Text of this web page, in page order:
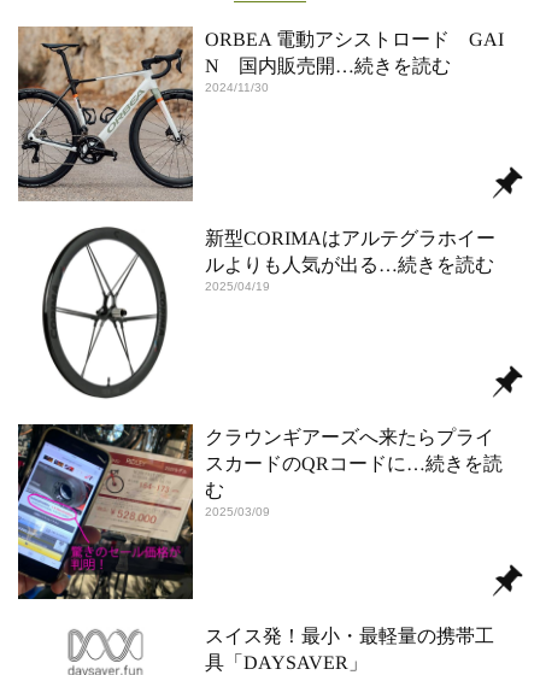
ORBEA 電動アシストロード GAI
N 国内販売開 …続きを読む
2024/11/30
新型CORIMAはアルテグラホイー
ルよりも人気が出る …続きを読む
2025/04/19
クラウンギアーズへ来たらプライ
スカードのQRコードに …続きを読
む
2025/03/09
スイス発！最小・最軽量の携帯工
具「DAYSAVER」